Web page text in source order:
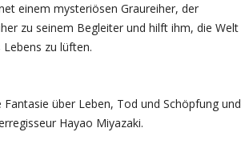
einem mysteriösen Graureiher, der
zu seinem Begleiter und hilft ihm, die Welt
zu lüften.
Fantasie über Leben, Tod und Schöpfung und
Hayao Miyazaki.